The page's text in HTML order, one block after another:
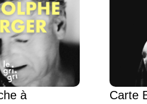
à
Carte